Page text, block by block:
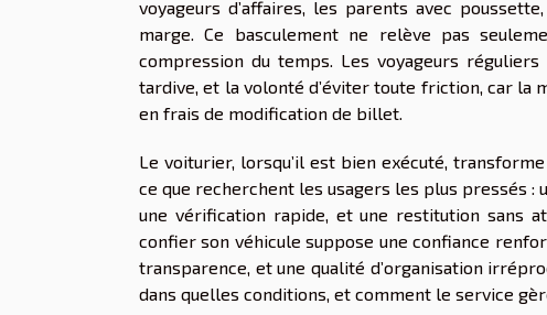
voyageurs d’affaires, les parents avec
marge. Ce basculement ne relève pas
compression du temps. Les voyageurs
tardive, et la volonté d’éviter toute friction, car la
en frais de modification de billet.
Le voiturier, lorsqu’il est bien exécuté,
ce que recherchent les usagers les plus pressés :
une vérification rapide, et une restitution sans
confier son véhicule suppose une confiance
transparence, et une qualité d’organisation
dans quelles conditions, et comment le service